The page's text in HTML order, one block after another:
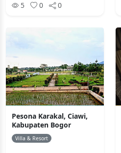
5 0 0
Pesona Karakal, Ciawi,
Kabupaten Bogor
Villa & Resort